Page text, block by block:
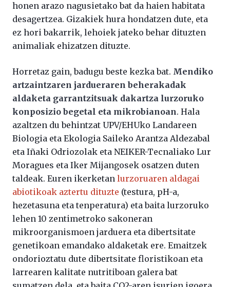
honen arazo nagusietako bat da haien habitata
desagertzea. Gizakiek hura hondatzen dute, eta
ez hori bakarrik, lehoiek jateko behar dituzten
animaliak ehizatzen dituzte.
Horretaz gain, badugu beste kezka bat. Mendiko
artzaintzaren jardueraren beherakadak
aldaketa garrantzitsuak dakartza lurzoruko
konposizio begetal eta mikrobianoan. Hala
azaltzen du behintzat UPV/EHUko Landareen
Biologia eta Ekologia Saileko Arantza Aldezabal
eta Iñaki Odriozolak eta NEIKER-Tecnaliako Lur
Moragues eta Iker Mijangosek osatzen duten
taldeak. Euren ikerketan lurzoruaren aldagai
abiotikoak aztertu dituzte (testura, pH-a,
hezetasuna eta tenperatura) eta baita lurzoruko
lehen 10 zentimetroko sakoneran
mikroorganismoen jarduera eta dibertsitate
genetikoan emandako aldaketak ere. Emaitzek
ondorioztatu dute dibertsitate floristikoan eta
larrearen kalitate nutritiboan galera bat